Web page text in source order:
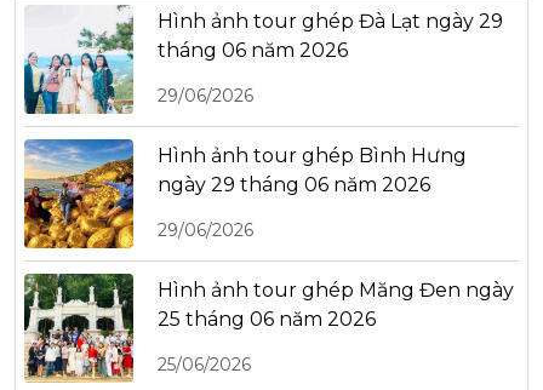
Hình ảnh tour ghép Đà Lạt ngày 29
tháng 06 năm 2026
29/06/2026
Hình ảnh tour ghép Bình Hưng
ngày 29 tháng 06 năm 2026
29/06/2026
Hình ảnh tour ghép Măng Đen ngày
25 tháng 06 năm 2026
25/06/2026